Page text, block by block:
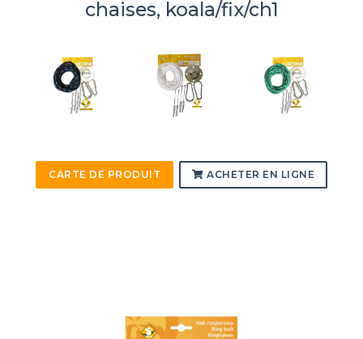
chaises, koala/fix/ch1
CARTE DE PRODUIT ACHETER EN LIGNE